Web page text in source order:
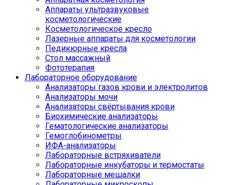
Аппараты ультразвуковые
косметологические
Косметологическое кресло
Лазерные аппараты для косметологии
Педикюрные кресла
Стол массажный
Фототерапия
Лабораторное оборудование
Анализаторы газов крови и электролитов
Анализаторы мочи
Анализаторы свёртывания крови
Биохимические анализаторы
Гематологические анализаторы
Гемоглобинометры
ИФА-анализаторы
Лабораторные встряхиватели
Лабораторные инкубаторы и термостаты
Лабораторные мешалки